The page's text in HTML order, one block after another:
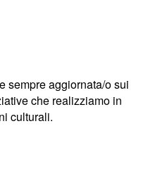
sempre aggiornata/o sui
che realizziamo in
culturali.